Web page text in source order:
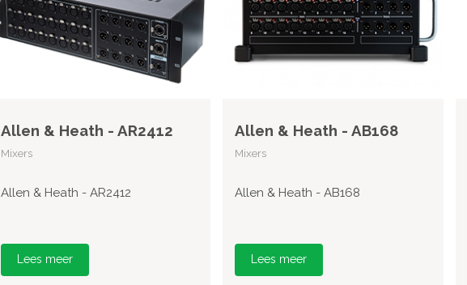
Allen & Heath - AR2412
Mixers
Allen & Heath - AR2412
Lees meer
Allen & Heath - AB168
Mixers
Allen & Heath - AB168
Lees meer